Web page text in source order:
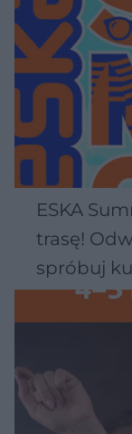
ESKA
trasę!
spróbuj
Wawelu